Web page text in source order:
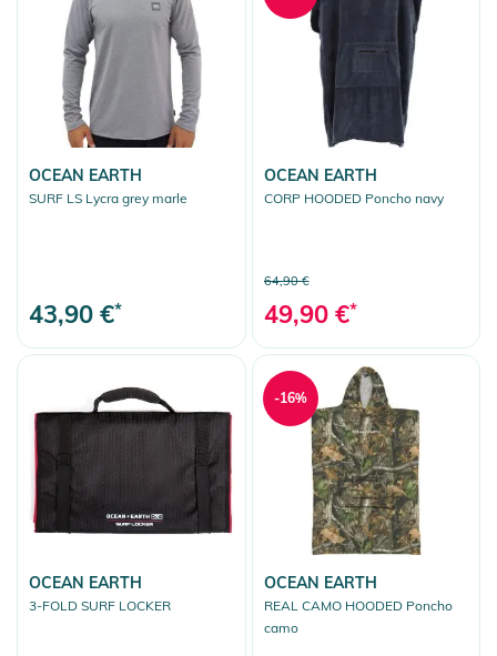
OCEAN EARTH
SURF LS Lycra grey marle
43,90 €*
OCEAN EARTH
CORP HOODED Poncho navy
64,90 €
49,90 €*
OCEAN EARTH
3-FOLD SURF LOCKER
OCEAN EARTH
REAL CAMO HOODED Poncho
camo
-16%